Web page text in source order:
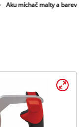
Aku míchač malty a barev